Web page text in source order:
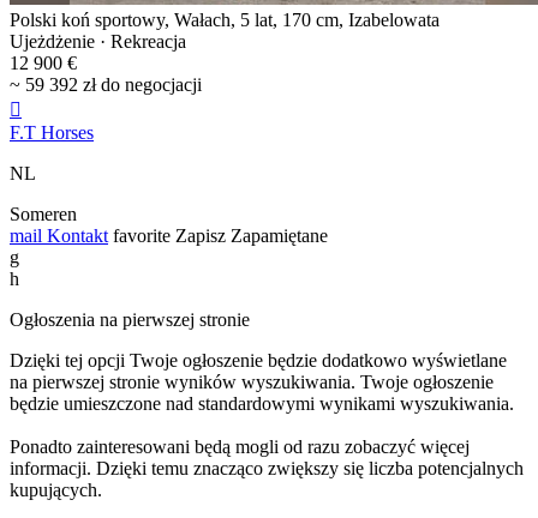
Polski koń sportowy, Wałach, 5 lat, 170 cm, Izabelowata
Ujeżdżenie · Rekreacja
12 900 €
~ 59 392 zł do negocjacji

F.T Horses
NL
Someren
mail Kontakt favorite Zapisz Zapamiętane
g
h
Ogłoszenia na pierwszej stronie
Dzięki tej opcji Twoje ogłoszenie będzie dodatkowo wyświetlane
na pierwszej stronie wyników wyszukiwania. Twoje ogłoszenie
będzie umieszczone nad standardowymi wynikami wyszukiwania.
Ponadto zainteresowani będą mogli od razu zobaczyć więcej
informacji. Dzięki temu znacząco zwiększy się liczba potencjalnych
kupujących.